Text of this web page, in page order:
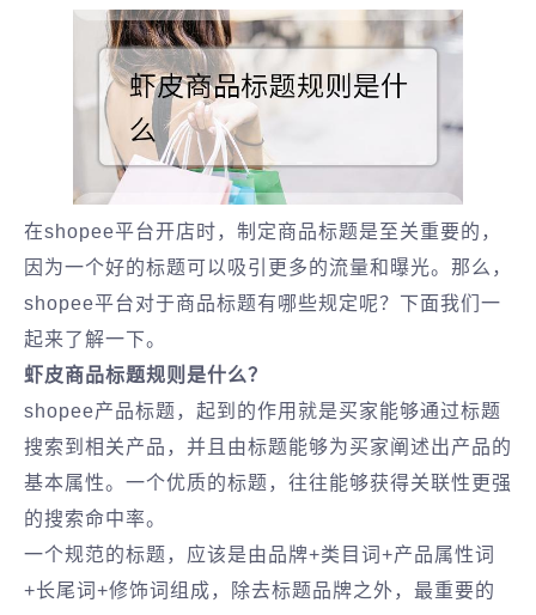
在shopee平台开店时，制定商品标题是至关重要的，
因为一个好的标题可以吸引更多的流量和曝光。那么，
shopee平台对于商品标题有哪些规定呢？下面我们一
起来了解一下。
虾皮商品标题规则是什么？
shopee产品标题，起到的作用就是买家能够通过标题
搜索到相关产品，并且由标题能够为买家阐述出产品的
基本属性。一个优质的标题，往往能够获得关联性更强
的搜索命中率。
一个规范的标题，应该是由品牌+类目词+产品属性词
+长尾词+修饰词组成，除去标题品牌之外，最重要的